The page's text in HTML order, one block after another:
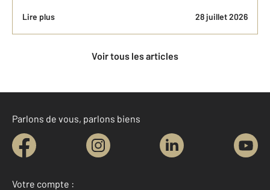
Lire plus 28 juillet 2026
Voir tous les articles
Parlons de vous, parlons biens
Votre compte :